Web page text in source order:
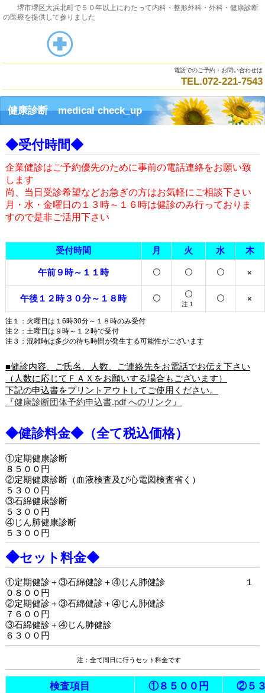
堺市堺区大浜北町で５０年以上にわたって内科・整形外科・外科・健康診断
の医療を提供して参りました
電話でのご予約・お問い合わせは
TEL.072‐221‐7543
健康診断 medical check_up
◆受付時間◆
企業健診はご予約優先のために事前の電話連絡をお願い致
します
尚、当日受診希望などお急ぎの方はお気軽にご相談下さい
月・水・金曜日の１３時～１６時は健診のみ行っておりま
すので是非ご活用下さい
受付時間 月 火 水 木
午前９時～１１時 〇 〇 〇 ×
午後１２時３０分～１８時 〇 〇
注１
〇 ×
注１：火曜日は１6時30分～１８時のみ受付
注２：土曜日は９時～１２時で受付
注３：混雑時は多少の待ち時間が発生する可能性がございます
■健診内容、ご氏名、人数、ご連絡先をお電話でお伝え下さい
（人数に応じてＦＡＸをお願いする場合もございます）
下記の申込書をプリントアウトしてご使用ください。
『健康診断団体予約申込書.pdf へのリンク 』
◆健診料金◆（全て税込価格）
①定期健康診断
８５００円
②定期健康診断（血液検査及び心電図検査省く）
５３００円
③石綿健康診断
５３００円
④じん肺健康診断
５３００円
◆セット料金◆
①定期健診＋③石綿健診＋④じん肺健診 １
０８００円
②定期健診＋③石綿健診＋④じん肺健診
７６００円
③石綿健診＋④じん肺健診
６３００円
注：全て同日に行うセット料金です
検査項目 ①８５００円 ②５